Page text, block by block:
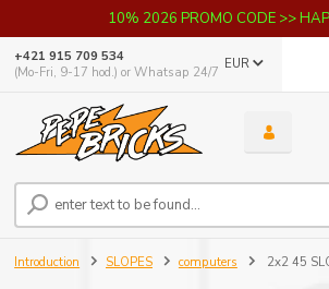
10% 2026 PROMO CODE >>
EUR
+421 915 709 534
(Mo-Fri, 9-17 hod.) or Whatsap 24/7
Introduction SLOPES computers 2x2 45